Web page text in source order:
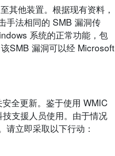
其他装置。根据现有资料，
手法相同的 SMB 漏洞传
系统的正常功能，包
SMB 漏洞可以经 Microsoft
全更新。鉴于使用 WMIC
支援人员使用。由于情况
立即采取以下行动：